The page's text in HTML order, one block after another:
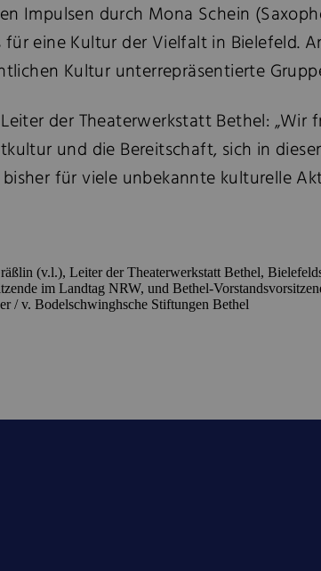
Impulsen durch Mona Schein
eine Kultur der Vielfalt in Bielefeld.
Kultur unterrepräsentierte
der Theaterwerkstatt Bethel:
und die Bereitschaft, sich in
für viele unbekannte kulturelle
(v.l.), Leiter der Theaterwerkstatt Bethel,
im Landtag NRW, und Bethel-
/ v. Bodelschwinghsche Stiftungen Bethel